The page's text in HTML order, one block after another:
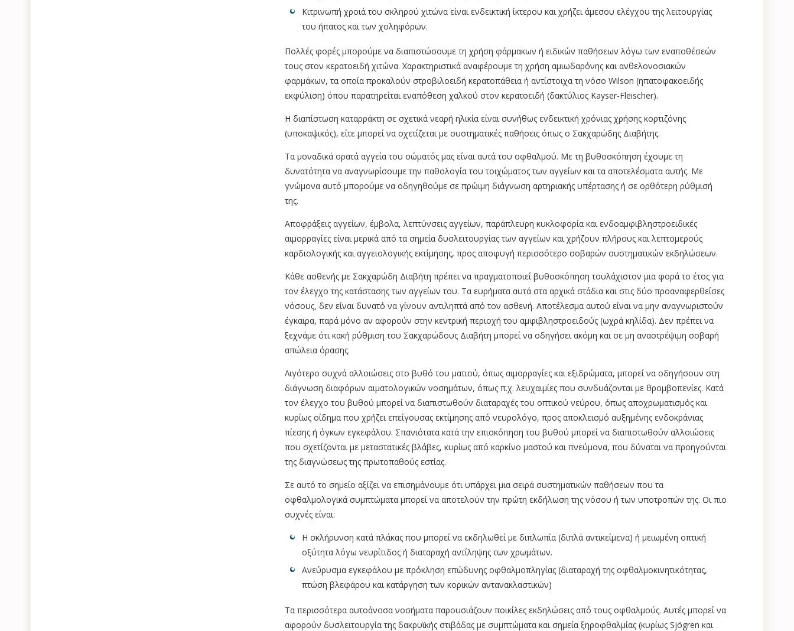
Κιτρινωπή χροιά του σκληρού χιτώνα είναι ενδεικτική ίκτερου και χρήζει άμεσου ελέγχου της λειτουργίας
του ήπατος και των χοληφόρων.
Πολλές φορές μπορούμε να διαπιστώσουμε τη χρήση φάρμακων ή ειδικών παθήσεων λόγω των εναποθέσεών
τους στον κερατοειδή χιτώνα. Χαρακτηριστικά αναφέρουμε τη χρήση αμιωδαρόνης και ανθελονοσιακών
φαρμάκων, τα οποία προκαλούν στροβιλοειδή κερατοπάθεια ή αντίστοιχα τη νόσο Wilson (ηπατοφακοειδής
εκφύλιση) όπου παρατηρείται εναπόθεση χαλκού στον κερατοειδή (δακτύλιος Kayser-Fleischer).
Η διαπίστωση καταρράκτη σε σχετικά νεαρή ηλικία είναι συνήθως ενδεικτική χρόνιας χρήσης κορτιζόνης
(υποκαψικός), είτε μπορεί να σχετίζεται με συστηματικές παθήσεις όπως ο Σακχαρώδης Διαβήτης.
Τα μοναδικά ορατά αγγεία του σώματός μας είναι αυτά του οφθαλμού. Με τη βυθοσκόπηση έχουμε τη
δυνατότητα να αναγνωρίσουμε την παθολογία του τοιχώματος των αγγείων και τα αποτελέσματα αυτής. Με
γνώμονα αυτό μπορούμε να οδηγηθούμε σε πρώιμη διάγνωση αρτηριακής υπέρτασης ή σε ορθότερη ρύθμισή
της.
Αποφράξεις αγγείων, έμβολα, λεπτύνσεις αγγείων, παράπλευρη κυκλοφορία και ενδοαμφιβληστροειδικές
αιμορραγίες είναι μερικά από τα σημεία δυσλειτουργίας των αγγείων και χρήζουν πλήρους και λεπτομερούς
καρδιολογικής και αγγειολογικής εκτίμησης, προς αποφυγή περισσότερο σοβαρών συστηματικών εκδηλώσεων.
Κάθε ασθενής με Σακχαρώδη Διαβήτη πρέπει να πραγματοποιεί βυθοσκόπηση τουλάχιστον μια φορά το έτος για
τον έλεγχο της κατάστασης των αγγείων του. Τα ευρήματα αυτά στα αρχικά στάδια και στις δύο προαναφερθείσες
νόσους, δεν είναι δυνατό να γίνουν αντιληπτά από τον ασθενή. Αποτέλεσμα αυτού είναι να μην αναγνωριστούν
έγκαιρα, παρά μόνο αν αφορούν στην κεντρική περιοχή του αμφιβληστροειδούς (ωχρά κηλίδα). Δεν πρέπει να
ξεχνάμε ότι κακή ρύθμιση του Σακχαρώδους Διαβήτη μπορεί να οδηγήσει ακόμη και σε μη αναστρέψιμη σοβαρή
απώλεια όρασης.
Λιγότερο συχνά αλλοιώσεις στο βυθό του ματιού, όπως αιμορραγίες και εξιδρώματα, μπορεί να οδηγήσουν στη
διάγνωση διαφόρων αιματολογικών νοσημάτων, όπως π.χ. λευχαιμίες που συνδυάζονται με θρομβοπενίες. Κατά
τον έλεγχο του βυθού μπορεί να διαπιστωθούν διαταραχές του οπτικού νεύρου, όπως αποχρωματισμός και
κυρίως οίδημα που χρήζει επείγουσας εκτίμησης από νευρολόγο, προς αποκλεισμό αυξημένης ενδοκράνιας
πίεσης ή όγκων εγκεφάλου. Σπανιότατα κατά την επισκόπηση του βυθού μπορεί να διαπιστωθούν αλλοιώσεις
που σχετίζονται με μεταστατικές βλάβες, κυρίως από καρκίνο μαστού και πνεύμονα, που δύναται να προηγούνται
της διαγνώσεως της πρωτοπαθούς εστίας.
Σε αυτό το σημείο αξίζει να επισημάνουμε ότι υπάρχει μια σειρά συστηματικών παθήσεων που τα
οφθαλμολογικά συμπτώματα μπορεί να αποτελούν την πρώτη εκδήλωση της νόσου ή των υποτροπών της. Οι πιο
συχνές είναι:
Η σκλήρυνση κατά πλάκας που μπορεί να εκδηλωθεί με διπλωπία (διπλά αντικείμενα) ή μειωμένη οπτική
οξύτητα λόγω νευρίτιδος ή διαταραχή αντίληψης των χρωμάτων.
Ανεύρυσμα εγκεφάλου με πρόκληση επώδυνης οφθαλμοπληγίας (διαταραχή της οφθαλμοκινητικότητας,
πτώση βλεφάρου και κατάργηση των κορικών αντανακλαστικών)
Τα περισσότερα αυτοάνοσα νοσήματα παρουσιάζουν ποικίλες εκδηλώσεις από τους οφθαλμούς. Αυτές μπορεί να
αφορούν δυσλειτουργία της δακρυϊκής στιβάδας με συμπτώματα και σημεία ξηροφθαλμίας (κυρίως Sjögren και